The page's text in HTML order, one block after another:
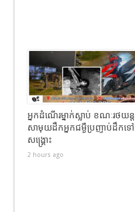
អ្នកដំណេីរម្នាក់ស្លាប់​ ខណៈ​រថយន្ត
សាមុយដឹកអ្នកជម្ងឺប្រញាប់ដឹកទៅ
សង្គ្រោះ
2 hours ago